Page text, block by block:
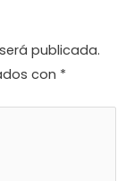
publicada.
con *